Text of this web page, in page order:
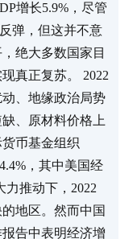
增长5.9%，尽管
弹，但这并不意
绝大多数国家目
真正复苏。 2022
、地缘政治局势
、原材料价格上
币基金组织
，其中美国经
力推动下，2022
地区。然而中国
告中表明经济增